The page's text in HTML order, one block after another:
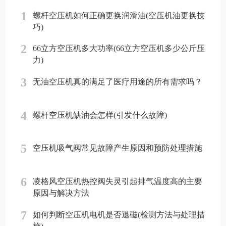
1
螺杆空压机如何正确更换润滑油(空压机油更换技
巧)
2
66立方空压机多大功率(66立方空压机多少公斤压
力)
3 无油空压机真的满足了医疗用途的所有需求吗？
4 螺杆空压机缺油会怎样(引发什么故障)
5 空压机吸气阀常见故障产生原因和预防处理措施
6
凌格风空压机热控阀失灵引起排气温度高的主要
原因与解决方法
7
如何判断空压机电机是否退磁(检测方法与处理措